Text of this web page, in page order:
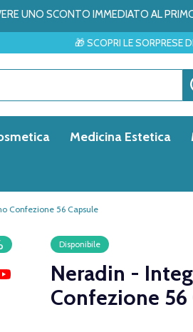
UNO SCONTO IMMEDIATO AL
🎁 SCOPRI LE SORPRESE DEL MESE → ✨
Medicina Estetica
Confezione 56 Capsule
Disponibile
Neradin -
Confezione 56